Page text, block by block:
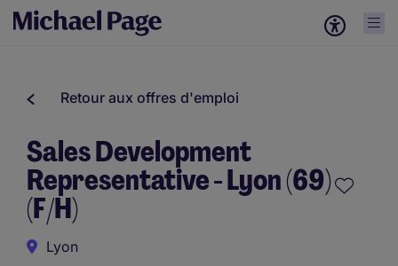
Retour aux offres d'emploi
Sales Development
Representative - Lyon (69)
(F/H)
Lyon